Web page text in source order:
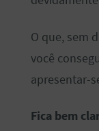
O que, sem
você
apresentar-
Fica bem